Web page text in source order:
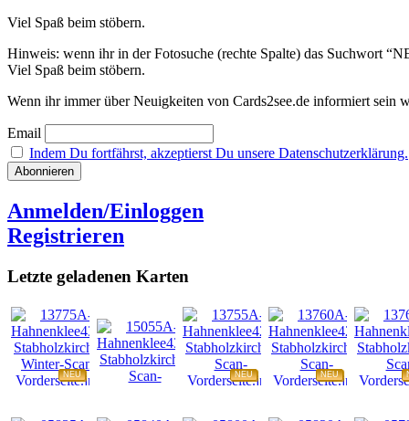
Viel Spaß beim stöbern.
Hinweis: wenn ihr in der Fotosuche (rechte Spalte) das Suchwort
Viel Spaß beim stöbern.
Wenn ihr immer über Neuigkeiten von Cards2see.de informiert sein
Email
Indem Du fortfährst, akzeptierst Du unsere Datenschutzerklärung.
Anmelden/Einloggen
Registrieren
Letzte geladenen Karten
NEU NEU NEU